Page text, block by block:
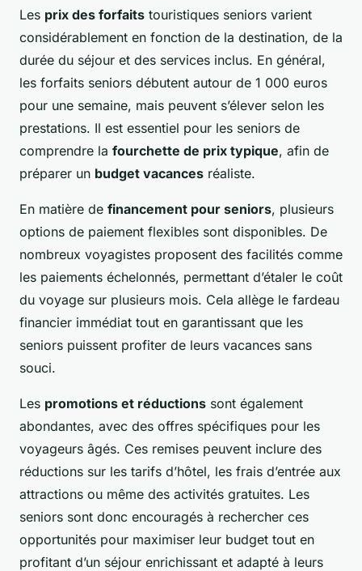
Les prix des forfaits touristiques seniors varient
considérablement en fonction de la destination, de la
durée du séjour et des services inclus. En général,
les forfaits seniors débutent autour de 1 000 euros
pour une semaine, mais peuvent s’élever selon les
prestations. Il est essentiel pour les seniors de
comprendre la fourchette de prix typique, afin de
préparer un budget vacances réaliste.
En matière de financement pour seniors, plusieurs
options de paiement flexibles sont disponibles. De
nombreux voyagistes proposent des facilités comme
les paiements échelonnés, permettant d’étaler le coût
du voyage sur plusieurs mois. Cela allège le fardeau
financier immédiat tout en garantissant que les
seniors puissent profiter de leurs vacances sans
souci.
Les promotions et réductions sont également
abondantes, avec des offres spécifiques pour les
voyageurs âgés. Ces remises peuvent inclure des
réductions sur les tarifs d’hôtel, les frais d’entrée aux
attractions ou même des activités gratuites. Les
seniors sont donc encouragés à rechercher ces
opportunités pour maximiser leur budget tout en
profitant d’un séjour enrichissant et adapté à leurs